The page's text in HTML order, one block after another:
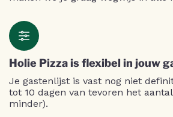
Holie Pizza is flexibel in jouw
Je gastenlijst is vast nog niet
tot 10 dagen van tevoren het
minder).